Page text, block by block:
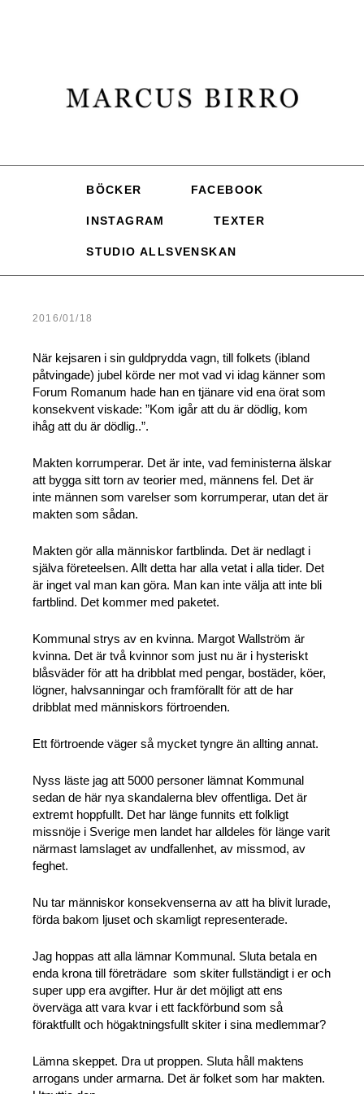
BÖCKER FACEBOOK
INSTAGRAM TEXTER
STUDIO ALLSVENSKAN
2016/01/18
När kejsaren i sin guldprydda vagn, till folkets (ibland
påtvingade) jubel körde ner mot vad vi idag känner som
Forum Romanum hade han en tjänare vid ena örat som
konsekvent viskade: ”Kom igår att du är dödlig, kom
ihåg att du är dödlig..”.
Makten korrumperar. Det är inte, vad feministerna älskar
att bygga sitt torn av teorier med, männens fel. Det är
inte männen som varelser som korrumperar, utan det är
makten som sådan.
Makten gör alla människor fartblinda. Det är nedlagt i
själva företeelsen. Allt detta har alla vetat i alla tider. Det
är inget val man kan göra. Man kan inte välja att inte bli
fartblind. Det kommer med paketet.
Kommunal strys av en kvinna. Margot Wallström är
kvinna. Det är två kvinnor som just nu är i hysteriskt
blåsväder för att ha dribblat med pengar, bostäder, köer,
lögner, halvsanningar och framförallt för att de har
dribblat med människors förtroenden.
Ett förtroende väger så mycket tyngre än allting annat.
Nyss läste jag att 5000 personer lämnat Kommunal
sedan de här nya skandalerna blev offentliga. Det är
extremt hoppfullt. Det har länge funnits ett folkligt
missnöje i Sverige men landet har alldeles för länge varit
närmast lamslaget av undfallenhet, av missmod, av
feghet.
Nu tar människor konsekvenserna av att ha blivit lurade,
förda bakom ljuset och skamligt representerade.
Jag hoppas att alla lämnar Kommunal. Sluta betala en
enda krona till företrädare som skiter fullständigt i er och
super upp era avgifter. Hur är det möjligt att ens
överväga att vara kvar i ett fackförbund som så
föraktfullt och högaktningsfullt skiter i sina medlemmar?
Lämna skeppet. Dra ut proppen. Sluta håll maktens
arrogans under armarna. Det är folket som har makten.